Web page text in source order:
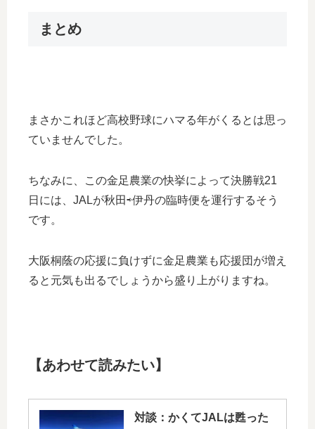
まとめ
まさかこれほど高校野球にハマる年がくるとは思っ
ていませんでした。
ちなみに、この金足農業の快挙によって決勝戦21
日には、JALが秋田⇨伊丹の臨時便を運行するそう
です。
大阪桐蔭の応援に負けずに金足農業も応援団が増え
ると元気も出るでしょうから盛り上がりますね。
【あわせて読みたい】
対談：かくてJALは甦った